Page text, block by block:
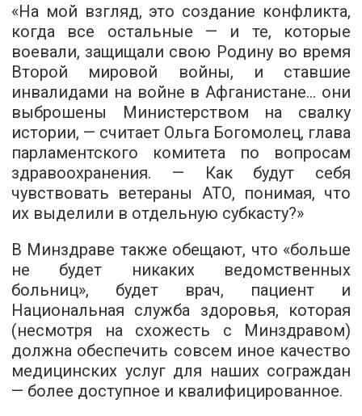
«На мой взгляд, это создание конфликта,
когда все остальные — и те, которые
воевали, защищали свою Родину во время
Второй мировой войны, и ставшие
инвалидами на войне в Афганистане... они
выброшены Министерством на свалку
истории, — считает Ольга Богомолец, глава
парламентского комитета по вопросам
здравоохранения. — Как будут себя
чувствовать ветераны АТО, понимая, что
их выделили в отдельную субкасту?»
В Минздраве также обещают, что «больше
не будет никаких ведомственных
больниц», будет врач, пациент и
Национальная служба здоровья, которая
(несмотря на схожесть с Минздравом)
должна обеспечить совсем иное качество
медицинских услуг для наших сограждан
— более доступное и квалифицированное.